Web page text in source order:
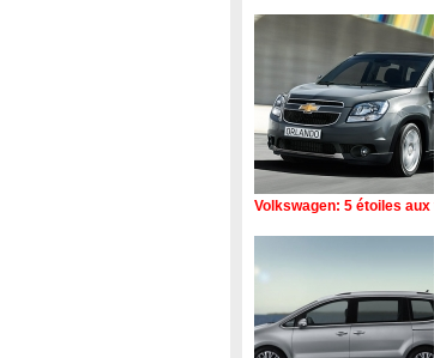
Volkswagen: 5 étoiles